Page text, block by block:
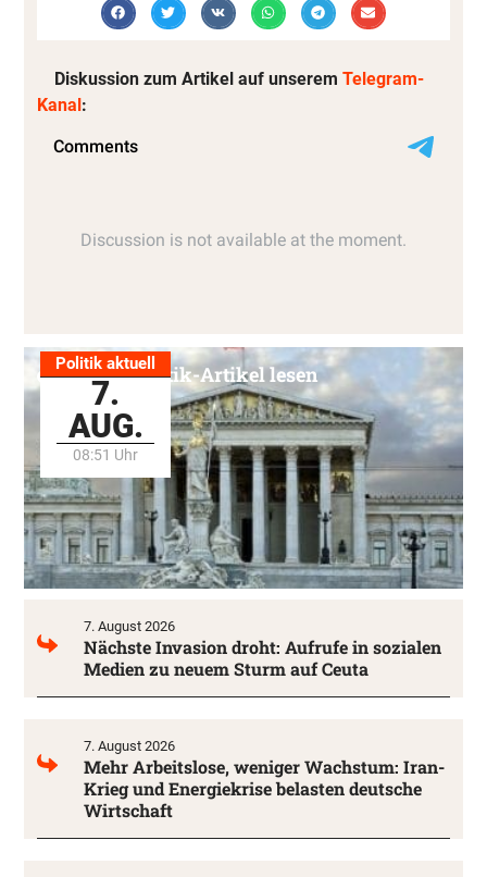
Diskussion zum Artikel auf unserem Telegram-
Kanal:
Politik aktuell
7.
AUG.
08:51 Uhr
Alle Politik-Artikel lesen
7. August 2026
Nächste Invasion droht: Aufrufe in sozialen
Medien zu neuem Sturm auf Ceuta
7. August 2026
Mehr Arbeitslose, weniger Wachstum: Iran-
Krieg und Energiekrise belasten deutsche
Wirtschaft